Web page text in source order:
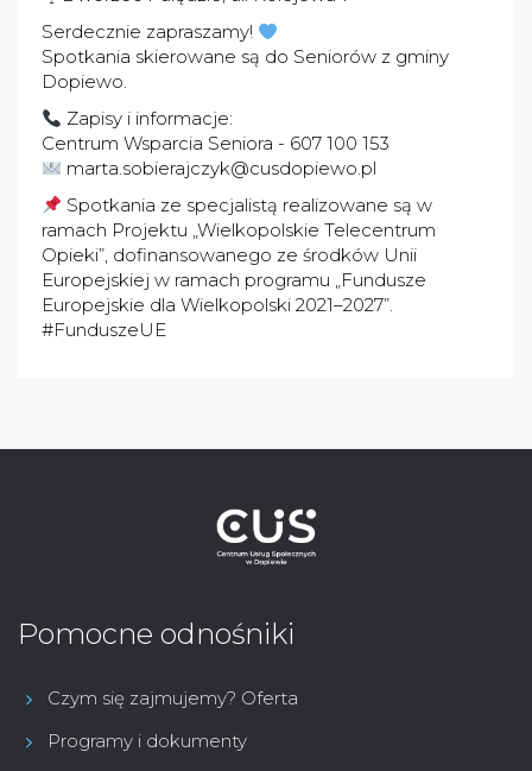
Serdecznie zapraszamy!
Spotkania skierowane są do Seniorów z gminy
Dopiewo.
Zapisy i informacje:
Centrum Wsparcia Seniora - 607 100 153
marta.sobierajczyk@cusdopiewo.pl
Spotkania ze specjalistą realizowane są w
ramach Projektu „Wielkopolskie Telecentrum
Opieki”, dofinansowanego ze środków Unii
Europejskiej w ramach programu „Fundusze
Europejskie dla Wielkopolski 2021–2027”.
#FunduszeUE
Pomocne odnośniki
Czym się zajmujemy? Oferta
Programy i dokumenty